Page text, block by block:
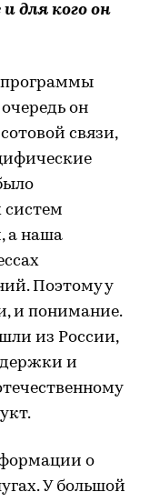
для кого он
программы
он
связи,
систем
а наша
Поэтому у
и понимание.
из России,
и
о
У большой